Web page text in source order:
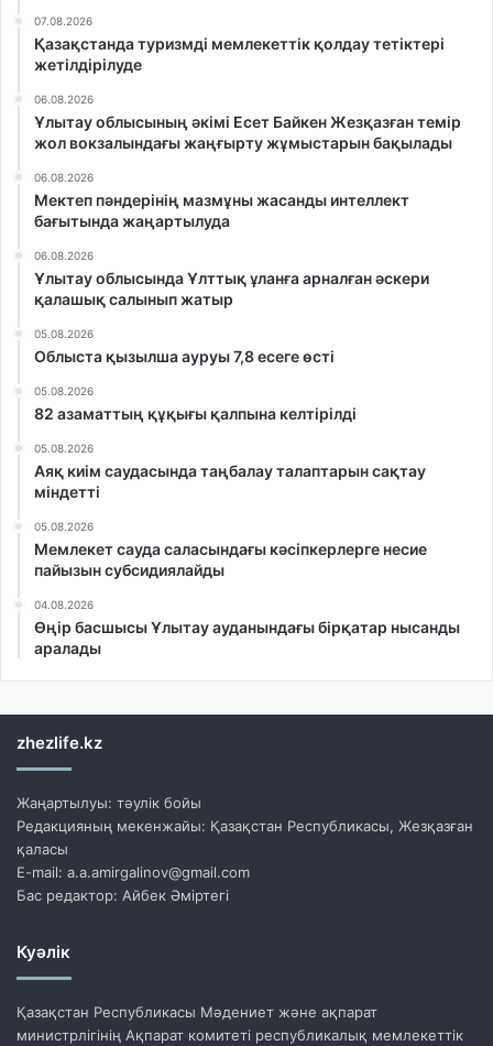
07.08.2026
Қазақстанда туризмді мемлекеттік қолдау тетіктері
жетілдірілуде
06.08.2026
Ұлытау облысының әкімі Есет Байкен Жезқазған темір
жол вокзалындағы жаңғырту жұмыстарын бақылады
06.08.2026
Мектеп пәндерінің мазмұны жасанды интеллект
бағытында жаңартылуда
06.08.2026
Ұлытау облысында Ұлттық ұланға арналған әскери
қалашық салынып жатыр
05.08.2026
Облыста қызылша ауруы 7,8 есеге өсті
05.08.2026
82 азаматтың құқығы қалпына келтірілді
05.08.2026
Аяқ киім саудасында таңбалау талаптарын сақтау
міндетті
05.08.2026
Мемлекет сауда саласындағы кәсіпкерлерге несие
пайызын субсидиялайды
04.08.2026
Өңір басшысы Ұлытау ауданындағы бірқатар нысанды
аралады
zhezlife.kz
Жаңартылуы: тәулік бойы
Редакцияның мекенжайы: Қазақстан Республикасы, Жезқазған
қаласы
E-mail: a.a.amirgalinov@gmail.com
Бас редактор: Айбек Әміртегі
Куәлік
Қазақстан Республикасы Мәдениет және ақпарат
министрлігінің Ақпарат комитеті республикалық мемлекеттік